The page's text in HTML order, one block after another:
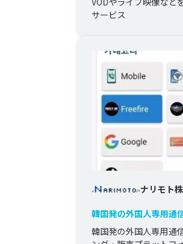
サービス
ナリモト
韓国発の外国人専用通
ング・販売プラットフォ
韓国発の外国人専用通